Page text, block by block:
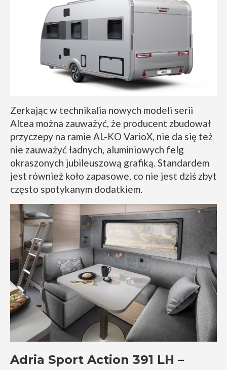
Zerkając w technikalia nowych modeli serii
Altea można zauważyć, że producent zbudował
przyczepy na ramie AL-KO VarioX, nie da się też
nie zauważyć ładnych, aluminiowych felg
okraszonych jubileuszową grafiką. Standardem
jest również koło zapasowe, co nie jest dziś zbyt
często spotykanym dodatkiem.
Adria Sport Action 391 LH –